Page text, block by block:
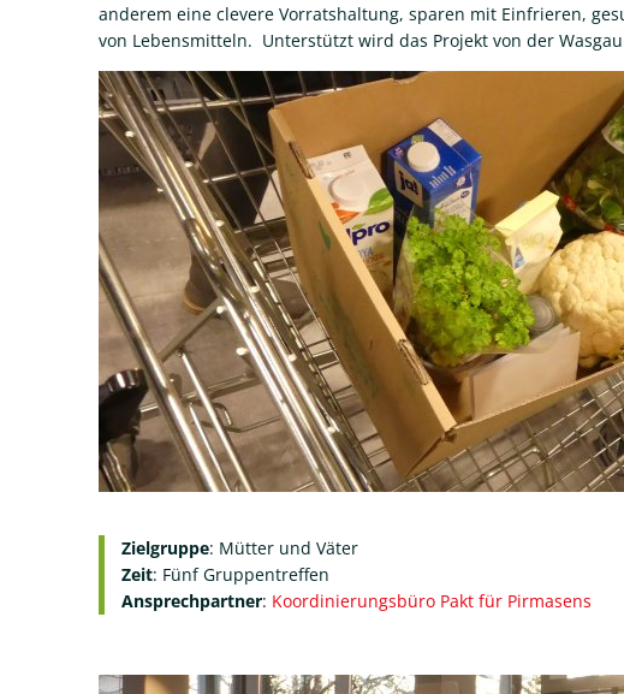
gesund
ernähren
anderem eine clevere Vorratshaltung, sparen mit Einfrieren,
von Lebensmitteln. Unterstützt wird das Projekt von der Wasgau
Zielgruppe: Mütter und Väter
Zeit: Fünf Gruppentreffen
Ansprechpartner: Koordinierungsbüro Pakt für Pirmasens